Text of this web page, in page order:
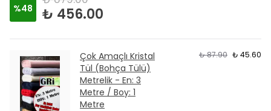
%48 ₺ 456.00
Çok Amaçlı Kristal
Tül (Bohça Tülü)
Metrelik - En: 3
Metre / Boy: 1
Metre
₺ 87.90 ₺ 45.60